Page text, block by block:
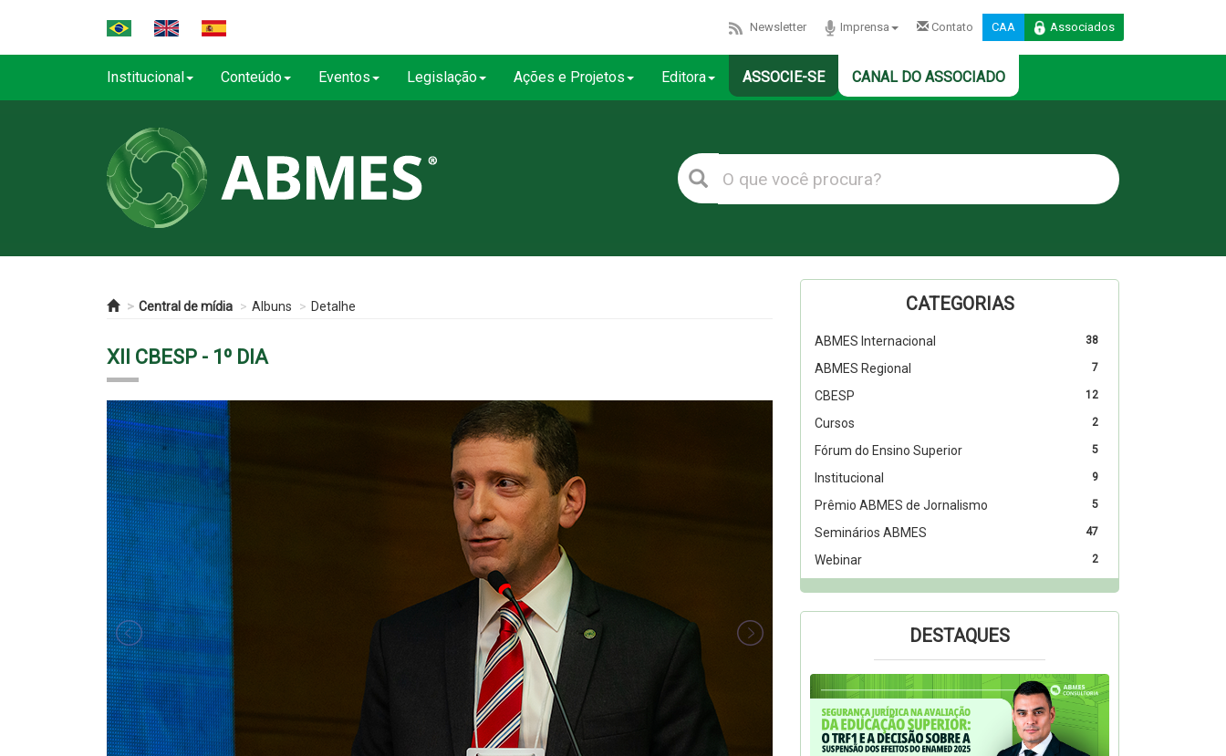
Newsletter Imprensa Contato CAA Associados
Institucional Conteúdo Eventos Legislação Ações e Projetos Editora ASSOCIE-SE CANAL DO ASSOCIADO
Central de mídia Albuns Detalhe
XII CBESP - 1º DIA
CATEGORIAS
38
ABMES Internacional
7
ABMES Regional
12
CBESP
2
Cursos
5
Fórum do Ensino Superior
9
Institucional
5
Prêmio ABMES de Jornalismo
47
Seminários ABMES
2
Webinar
DESTAQUES